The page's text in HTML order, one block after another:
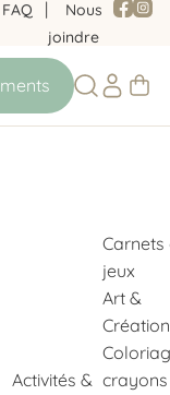
FAQ
Nous
joindre
Activités &
Carnets
jeux
Art &
Création
crayons